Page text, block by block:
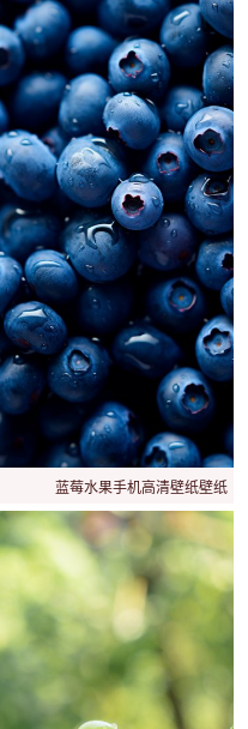
蓝莓水果手机高清壁纸壁纸